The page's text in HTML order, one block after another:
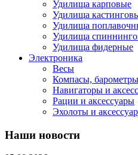
Удилища карповые
Удилища
Удилища
Удилища
Удилища фидерные
Электроника
Весы
Компасы, барометры
Навигаторы и
Рации и аксессуары
Эхолоты и
Наши новости